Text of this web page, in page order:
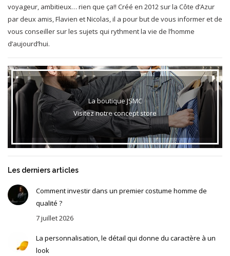
voyageur, ambitieux… rien que ça!! Créé en 2012 sur la Côte d’Azur
par deux amis, Flavien et Nicolas, il a pour but de vous informer et de
vous conseiller sur les sujets qui rythment la vie de l’homme
d’aujourd’hui.
La boutique JSMC
Visitez notre concept store
Les derniers articles
Comment investir dans un premier costume homme de
qualité ?
7 juillet 2026
La personnalisation, le détail qui donne du caractère à un
look